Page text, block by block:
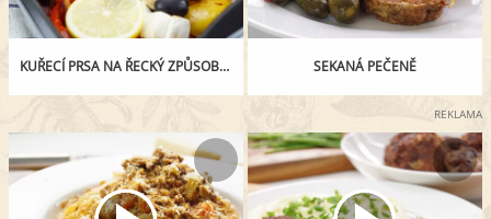
KUŘECÍ PRSA NA ŘECKÝ ZPŮSOB Z JEDNOHO PEKÁČE SEKANÁ PEČENĚ
REKLAMA